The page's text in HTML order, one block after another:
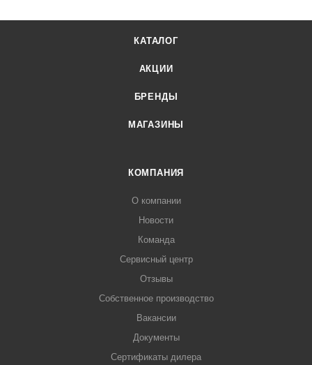
КАТАЛОГ
АКЦИИ
БРЕНДЫ
МАГАЗИНЫ
КОМПАНИЯ
О компании
Новости
Команда
Сервисный центр
Отзывы
Собственное производство
Вакансии
Документы
Сертификаты дилера